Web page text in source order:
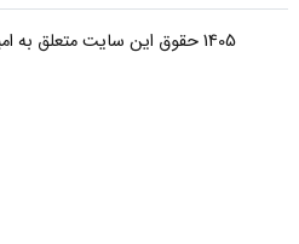
1405 حقوق این سایت متعلق به امیر لنز می باشد. 1392-1405